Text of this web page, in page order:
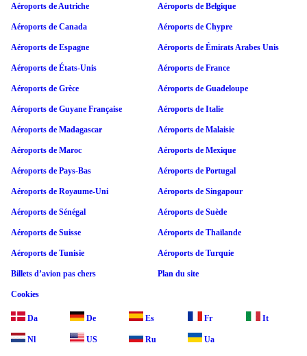
Aéroports de Autriche Aéroports de Belgique
Aéroports de Canada Aéroports de Chypre
Aéroports de Espagne Aéroports de Émirats Arabes Unis
Aéroports de États-Unis Aéroports de France
Aéroports de Grèce Aéroports de Guadeloupe
Aéroports de Guyane Française Aéroports de Italie
Aéroports de Madagascar Aéroports de Malaisie
Aéroports de Maroc Aéroports de Mexique
Aéroports de Pays-Bas Aéroports de Portugal
Aéroports de Royaume-Uni Aéroports de Singapour
Aéroports de Sénégal Aéroports de Suède
Aéroports de Suisse Aéroports de Thaïlande
Aéroports de Tunisie Aéroports de Turquie
Billets d’avion pas chers Plan du site
Cookies
Da De Es Fr It
Nl US Ru Ua